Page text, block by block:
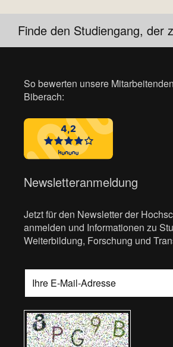
Finde den Studiengang, der
So bewerten unsere
Biberach:
Newsletteranmeldung
Jetzt für den Newsletter der
anmelden und Informationen zu
Weiterbildung, Forschung und